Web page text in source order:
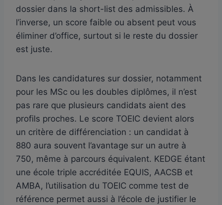
dossier dans la short-list des admissibles. À
l’inverse, un score faible ou absent peut vous
éliminer d’office, surtout si le reste du dossier
est juste.
Dans les candidatures sur dossier, notamment
pour les MSc ou les doubles diplômes, il n’est
pas rare que plusieurs candidats aient des
profils proches. Le score TOEIC devient alors
un critère de différenciation : un candidat à
880 aura souvent l’avantage sur un autre à
750, même à parcours équivalent. KEDGE étant
une école triple accréditée EQUIS, AACSB et
AMBA, l’utilisation du TOEIC comme test de
référence permet aussi à l’école de justifier le